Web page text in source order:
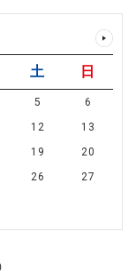
土 日
5
6
12
13
19
20
26
27